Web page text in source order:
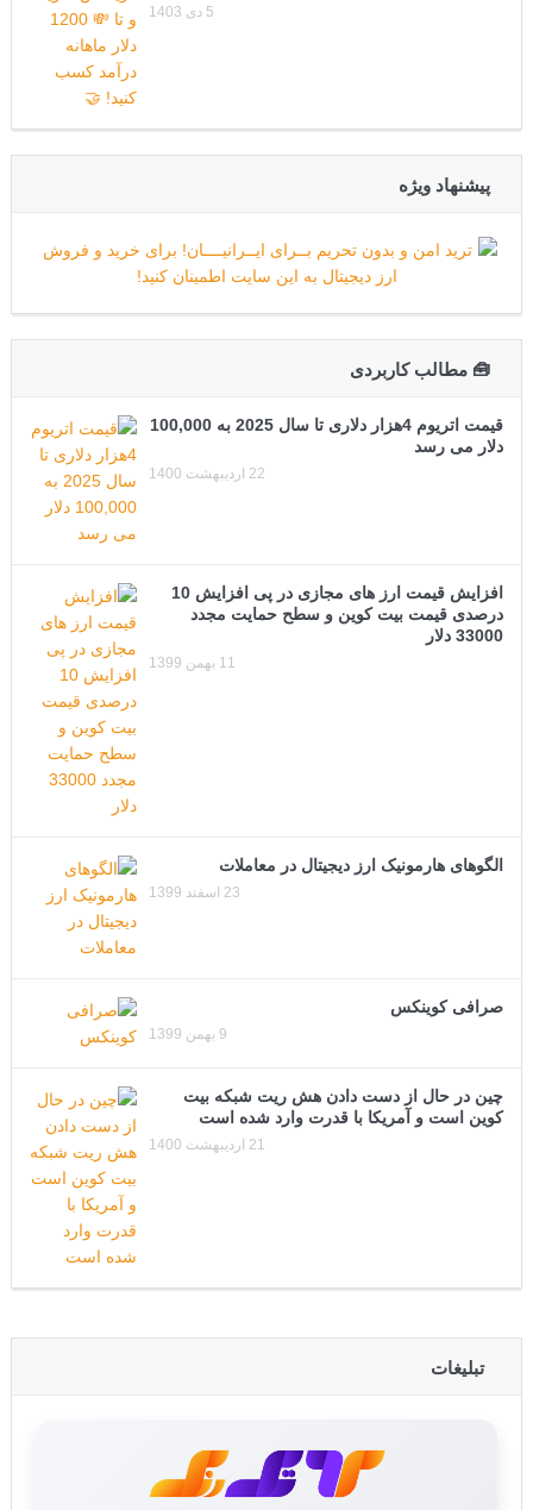
5 دی 1403
پیشنهاد ویژه
🧰 مطالب کاربردی
قیمت اتریوم 4هزار دلاری تا سال 2025 به 100,000
دلار می رسد
22 اردیبهشت 1400
افزایش قیمت ارز های مجازی در پی افزایش 10
درصدی قیمت بیت کوین و سطح حمایت مجدد
33000 دلار
11 بهمن 1399
الگوهای هارمونیک ارز دیجیتال در معاملات
23 اسفند 1399
صرافی کوینکس
9 بهمن 1399
چین در حال از دست دادن هش ریت شبکه بیت
کوین است و آمریکا با قدرت وارد شده است
21 اردیبهشت 1400
تبلیغات